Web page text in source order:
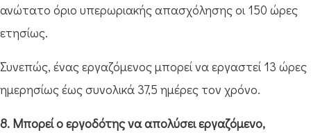
ανώτατο όριο υπερωριακής απασχόλησης οι 150 ώρες
ετησίως.
Συνεπώς, ένας εργαζόμενος μπορεί να εργαστεί 13 ώρες
ημερησίως έως συνολικά 37,5 ημέρες τον χρόνο.
8. Μπορεί ο εργοδότης να απολύσει εργαζόμενο,